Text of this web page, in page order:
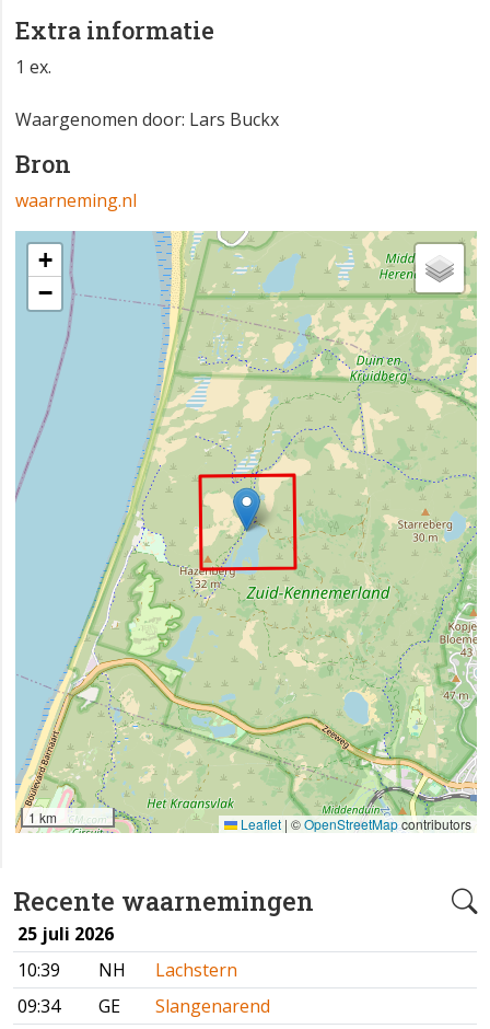
Recente waarnemingen
25 juli 2026
10:39
NH
Lachstern
09:34
GE
Slangenarend
Extra informatie
1 ex.
Waargenomen door: Lars Buckx
Bron
waarneming.nl
+
−
1 km Leaflet | ©OpenStreetMapcontributors